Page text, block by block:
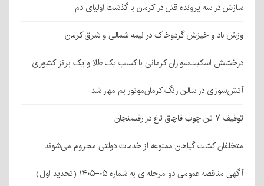
سازش در سه پرونده قتل در کرمان با گذشت اولیای دم
وزش باد و خیزش گردوخاک در نیمه شمالی و شرق کرمان
درخشش اسکیت‌سواران کرمانی با کسب یک طلا و یک برنز کشوری
آتش‌سوزی در سالن رنگ کرمان‌موتور بم مهار شد
توقیف ۷ تن چوب قاچاق تاغ در رفسنجان
متخلفان کشت گیاهان ممنوعه از خدمات دولتی محروم می‌شوند
آگهی مناقصه عمومی دو مرحله‌ای به شماره ۰۵-۱۴۰۵ (تجدید اول)